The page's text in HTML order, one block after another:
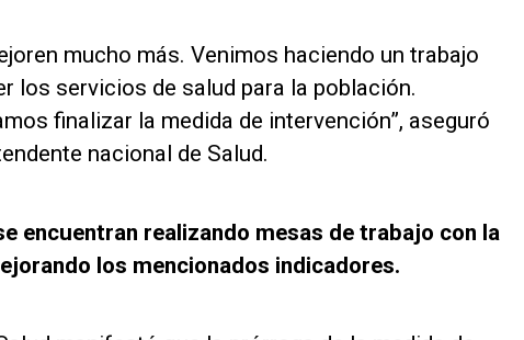
mucho más. Venimos haciendo un trabajo
los servicios de salud para la población.
finalizar la medida de intervención”, aseguró
nacional de Salud.
encuentran realizando mesas de trabajo con la
los mencionados indicadores.